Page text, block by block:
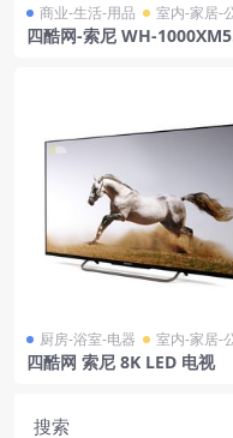
商业-生活-用品 室内-家居-
四酷网-索尼 WH-1000XM5
厨房-浴室-电器 室内-家居-
四酷网 索尼 8K LED 电视
搜索